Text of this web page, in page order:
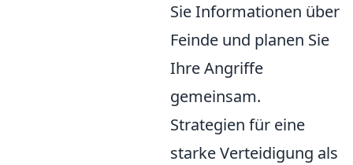
Sie Informationen über
Feinde und planen Sie
Ihre Angriffe
gemeinsam.
Strategien für eine
starke Verteidigung als